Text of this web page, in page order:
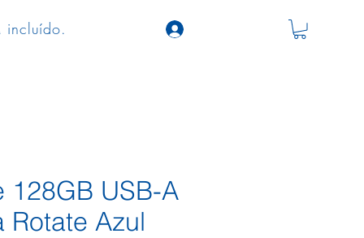
incluído.
128GB USB-A
Rotate Azul